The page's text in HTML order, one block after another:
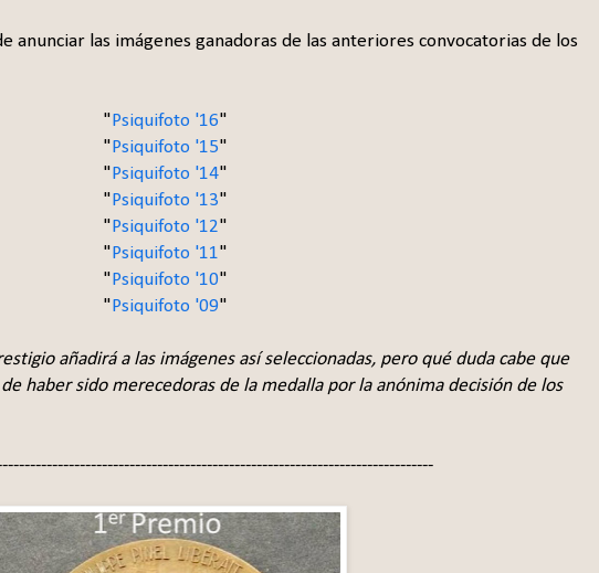
anunciar las imágenes ganadoras de las anteriores convocatorias de los
" Psiquifoto '16"
" Psiquifoto '15"
" Psiquifoto '14"
" Psiquifoto '13"
" Psiquifoto '12"
" Psiquifoto '11"
" Psiquifoto '10"
" Psiquifoto '09"
añadirá a las imágenes así seleccionadas, pero qué duda cabe que
haber sido merecedoras de la medalla por la anónima decisión de los